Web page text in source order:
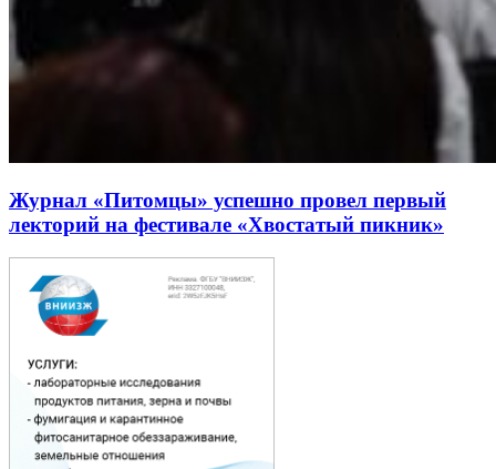
Журнал «Питомцы» успешно провел первый
лекторий на фестивале «Хвостатый пикник»